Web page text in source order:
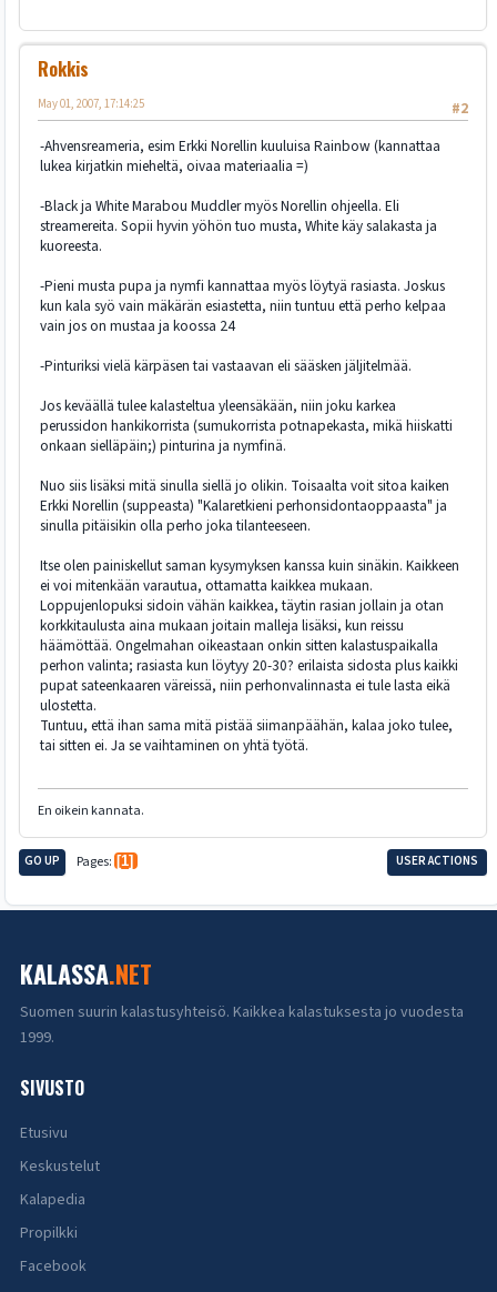
Rokkis
#2
May 01, 2007, 17:14:25
-Ahvensreameria, esim Erkki Norellin kuuluisa Rainbow (kannattaa
lukea kirjatkin mieheltä, oivaa materiaalia =)
-Black ja White Marabou Muddler myös Norellin ohjeella. Eli
streamereita. Sopii hyvin yöhön tuo musta, White käy salakasta ja
kuoreesta.
-Pieni musta pupa ja nymfi kannattaa myös löytyä rasiasta. Joskus
kun kala syö vain mäkärän esiastetta, niin tuntuu että perho kelpaa
vain jos on mustaa ja koossa 24
-Pinturiksi vielä kärpäsen tai vastaavan eli sääsken jäljitelmää.
Jos keväällä tulee kalasteltua yleensäkään, niin joku karkea
perussidon hankikorrista (sumukorrista potnapekasta, mikä hiiskatti
onkaan sielläpäin;) pinturina ja nymfinä.
Nuo siis lisäksi mitä sinulla siellä jo olikin. Toisaalta voit sitoa kaiken
Erkki Norellin (suppeasta) "Kalaretkieni perhonsidontaoppaasta" ja
sinulla pitäisikin olla perho joka tilanteeseen.
Itse olen painiskellut saman kysymyksen kanssa kuin sinäkin. Kaikkeen
ei voi mitenkään varautua, ottamatta kaikkea mukaan.
Loppujenlopuksi sidoin vähän kaikkea, täytin rasian jollain ja otan
korkkitaulusta aina mukaan joitain malleja lisäksi, kun reissu
häämöttää. Ongelmahan oikeastaan onkin sitten kalastuspaikalla
perhon valinta; rasiasta kun löytyy 20-30? erilaista sidosta plus kaikki
pupat sateenkaaren väreissä, niin perhonvalinnasta ei tule lasta eikä
ulostetta.
Tuntuu, että ihan sama mitä pistää siimanpäähän, kalaa joko tulee,
tai sitten ei. Ja se vaihtaminen on yhtä työtä.
En oikein kannata.
GO UP Pages 1 USER ACTIONS
KALASSA.NET
Suomen suurin kalastusyhteisö. Kaikkea kalastuksesta jo vuodesta
1999.
SIVUSTO
Etusivu
Keskustelut
Kalapedia
Propilkki
Facebook